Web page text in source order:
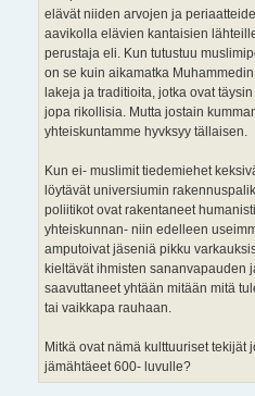
elävät niiden arvojen ja
aavikolla elävien kantaisien
perustaja eli. Kun tutustuu
on se kuin aikamatka
lakeja ja traditioita, jotka ovat
jopa rikollisia. Mutta jostain
yhteiskuntamme hyvksyy tällaisen.
Kun ei- muslimit tiedemiehet
löytävät universiumin
poliitikot ovat rakentaneet
yhteiskunnan- niin edelleen
amputoivat jäseniä pikku
kieltävät ihmisten sananvapauden
saavuttaneet yhtään mitään mitä
tai vaikkapa rauhaan.
Mitkä ovat nämä kulttuuriset tekijät
jämähtäeet 600- luvulle?